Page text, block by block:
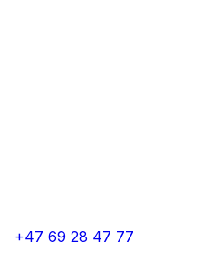
+47 69 28 47 77